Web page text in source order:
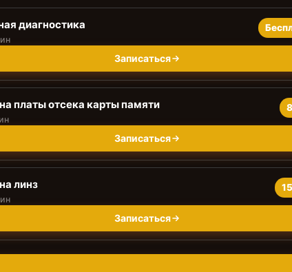
диагностика
Записаться
платы отсека карты памяти
Записаться
линз
Записаться